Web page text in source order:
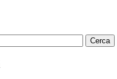
Cerca